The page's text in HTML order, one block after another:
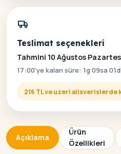
Teslimat seçenekleri
Tahmini 10 Ağustos
17:00'ye kalan süre: 1g 09sa
216 TL ve uzeri alisverislerde
Açıklama
Ürün
Özellikleri